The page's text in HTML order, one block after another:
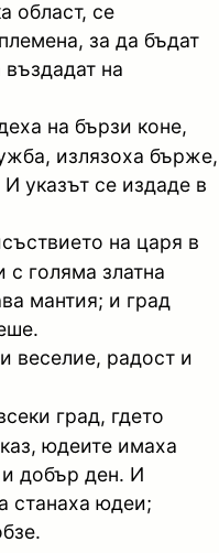
област, се
за да бъдат
на
на бързи коне,
излязоха бърже,
указът се издаде в
на царя в
голяма златна
мантия; и град
веселие, радост и
град, гдето
юдеите имаха
добър ден. И
станаха юдеи;